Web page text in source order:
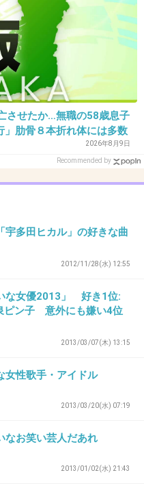
。
+58
たよね～
+35 -0
+39
させたか…無職の58歳息子
」肋骨８本折れ体には多数
2026年8月9日
Recommended by
宇多田ヒカル」の好きな曲
2012/11/28(水) 12:55
な女優2013」 好き1位:
ン子 意外にも嫌い4位
2013/03/07(木) 13:15
女性歌手・アイドル
2013/03/20(水) 07:19
なお笑い芸人だあれ
2013/01/02(水) 21:43